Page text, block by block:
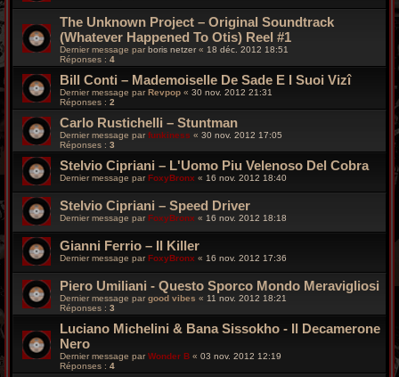
The Unknown Project – Original Soundtrack
(Whatever Happened To Otis) Reel #1
Dernier message par boris netzer« 18 déc. 2012 18:51
Réponses : 4
Bill Conti – Mademoiselle De Sade E I Suoi Vizî
Dernier message parRevpop « 30 nov. 2012 21:31
Réponses : 2
Carlo Rustichelli – Stuntman
Dernier message par funkiness « 30 nov. 2012 17:05
Réponses : 3
Stelvio Cipriani – L'Uomo Piu Velenoso Del Cobra
Dernier message parFoxyBronx « 16 nov. 2012 18:40
Stelvio Cipriani – Speed Driver
Dernier message par FoxyBronx « 16 nov. 2012 18:18
Gianni Ferrio – Il Killer
Dernier message parFoxyBronx « 16 nov. 2012 17:36
Piero Umiliani - Questo Sporco Mondo Meravigliosi
Dernier message par good vibes « 11 nov. 2012 18:21
Réponses : 3
Luciano Michelini & Bana Sissokho - Il Decamerone
Nero
Dernier message par Wonder B « 03 nov. 2012 12:19
Réponses : 4